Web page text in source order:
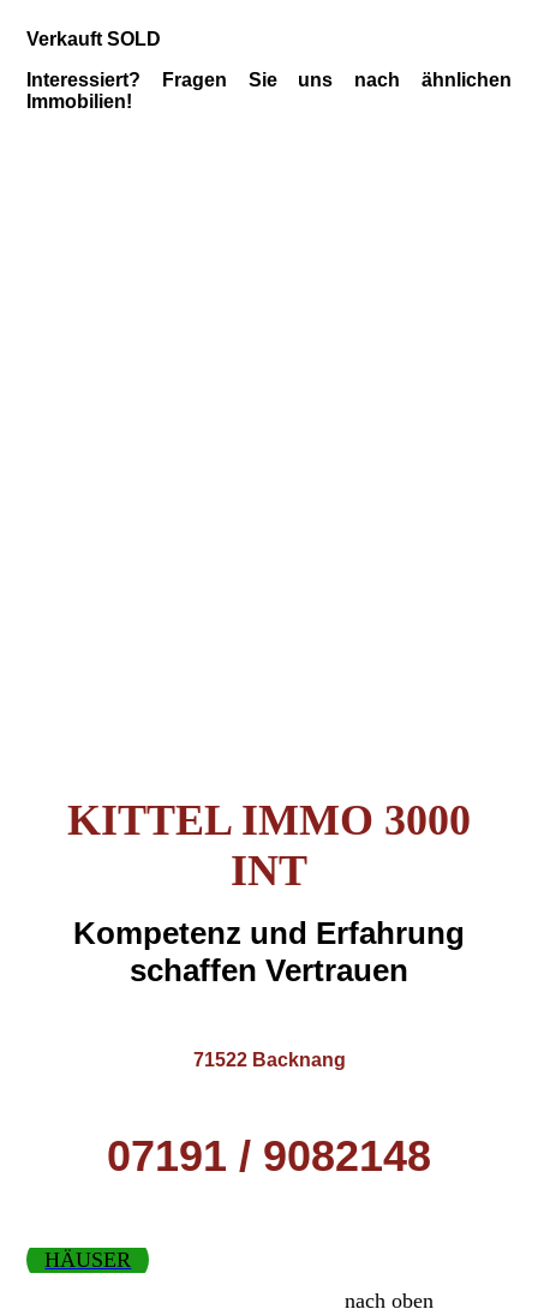
Verkauft SOLD
Interessiert? Fragen Sie uns nach ähnlichen
Immobilien!
KITTEL IMMO 3000
INT
Kompetenz und Erfahrung
schaffen Vertrauen
71522 Backnang
07191 / 9082148
HÄUSER
nach oben